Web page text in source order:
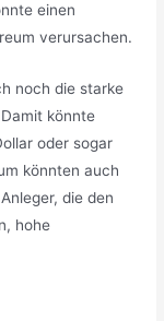
einen
verursachen.
noch die starke
könnte
oder sogar
könnten auch
die den
hohe